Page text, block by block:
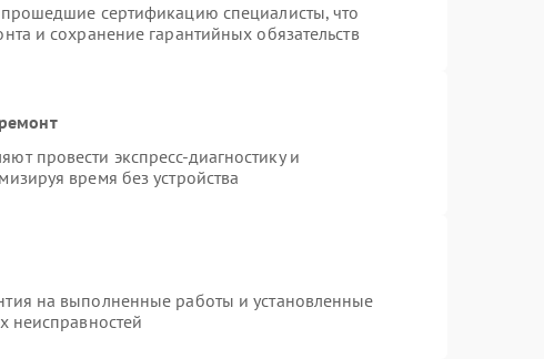
сертификацию специалисты, что
и сохранение гарантийных обязательств
провести экспресс-диагностику и
время без устройства
на выполненные работы и установленные
неисправностей